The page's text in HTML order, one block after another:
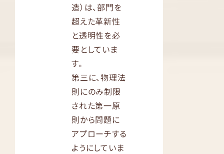
造）は、部門を
超えた革新性
と透明性を必
要としていま
す。
第三に、物理法
則にのみ制限
された第一原
則から問題に
アプローチする
ようにしていま